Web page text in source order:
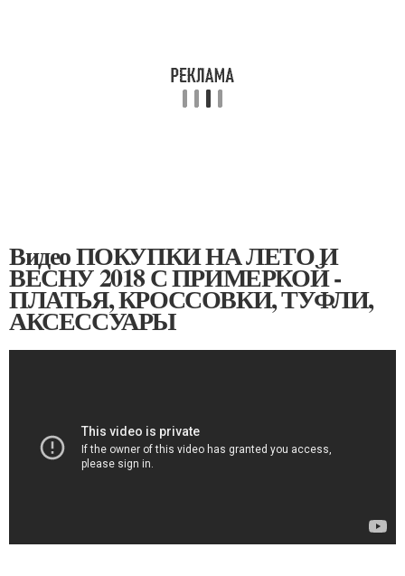
Видео ПОКУПКИ НА ЛЕТО И
ВЕСНУ 2018 С ПРИМЕРКОЙ -
ПЛАТЬЯ, КРОССОВКИ, ТУФЛИ,
АКСЕССУАРЫ